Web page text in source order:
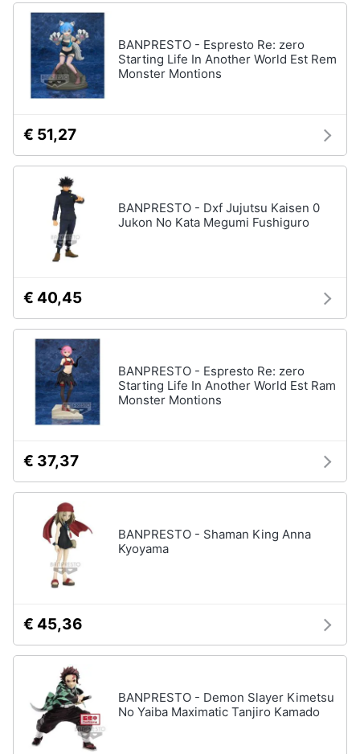
BANPRESTO - Espresto Re: zero
Starting Life In Another World Est Rem
Monster Montions
€ 51,27
BANPRESTO - Dxf Jujutsu Kaisen 0
Jukon No Kata Megumi Fushiguro
€ 40,45
BANPRESTO - Espresto Re: zero
Starting Life In Another World Est Ram
Monster Montions
€ 37,37
BANPRESTO - Shaman King Anna
Kyoyama
€ 45,36
BANPRESTO - Demon Slayer Kimetsu
No Yaiba Maximatic Tanjiro Kamado